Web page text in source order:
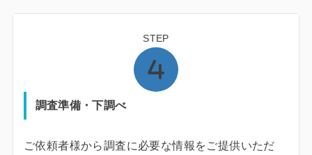
STEP
調査準備・下調べ
ご依頼者様から調査に必要な情報をご提供いただ